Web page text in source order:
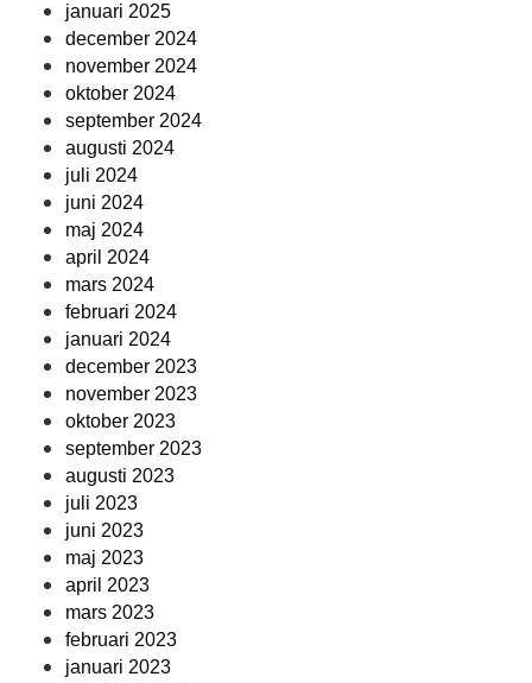
januari 2025
december 2024
november 2024
oktober 2024
september 2024
augusti 2024
juli 2024
juni 2024
maj 2024
april 2024
mars 2024
februari 2024
januari 2024
december 2023
november 2023
oktober 2023
september 2023
augusti 2023
juli 2023
juni 2023
maj 2023
april 2023
mars 2023
februari 2023
januari 2023